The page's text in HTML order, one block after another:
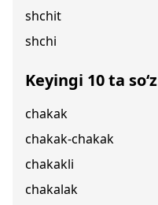
shchit
shchi
Keyingi 10 ta so‘z
chakak
chakak-chakak
chakakli
chakalak